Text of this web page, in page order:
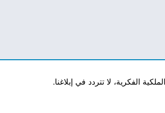
الفكرية، لا تتردد في إبلاغنا.